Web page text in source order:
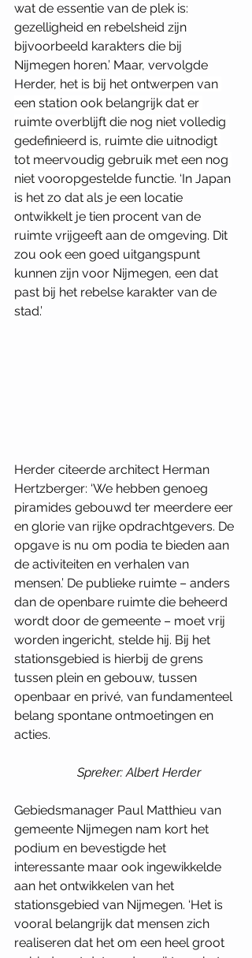
wat de essentie van de plek is:
gezelligheid en rebelsheid zijn
bijvoorbeeld karakters die bij
Nijmegen horen.’ Maar, vervolgde
Herder, het is bij het ontwerpen van
een station ook belangrijk dat er
ruimte overblijft die nog niet volledig
gedefinieerd is, ruimte die uitnodigt
tot meervoudig gebruik met een nog
niet vooropgestelde functie. ‘In Japan
is het zo dat als je een locatie
ontwikkelt je tien procent van de
ruimte vrijgeeft aan de omgeving. Dit
zou ook een goed uitgangspunt
kunnen zijn voor Nijmegen, een dat
past bij het rebelse karakter van de
stad.’
Herder citeerde architect Herman
Hertzberger: ‘We hebben genoeg
piramides gebouwd ter meerdere eer
en glorie van rijke opdrachtgevers. De
opgave is nu om podia te bieden aan
de activiteiten en verhalen van
mensen.’ De publieke ruimte – anders
dan de openbare ruimte die beheerd
wordt door de gemeente – moet vrij
worden ingericht, stelde hij. Bij het
stationsgebied is hierbij de grens
tussen plein en gebouw, tussen
openbaar en privé, van fundamenteel
belang spontane ontmoetingen en
acties.
Spreker: Albert Herder
Gebiedsmanager Paul Matthieu van
gemeente Nijmegen nam kort het
podium en bevestigde het
interessante maar ook ingewikkelde
aan het ontwikkelen van het
stationsgebied van Nijmegen. ‘Het is
vooral belangrijk dat mensen zich
realiseren dat het om een heel groot